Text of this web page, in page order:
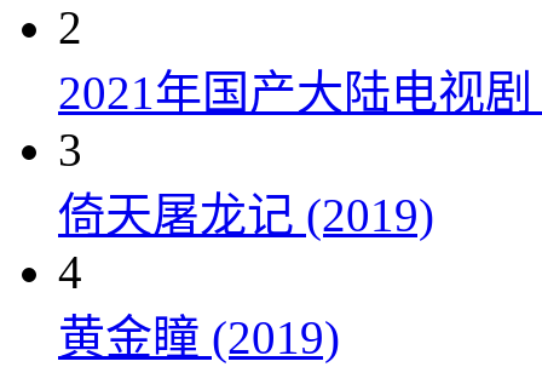
2
2021年国产大陆电视
3
倚天屠龙记 (2019)
4
黄金瞳 (2019)